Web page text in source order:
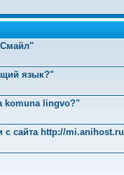
Смайл"
язык?"
komuna lingvo?"
с сайта http://mi.anihost.ru